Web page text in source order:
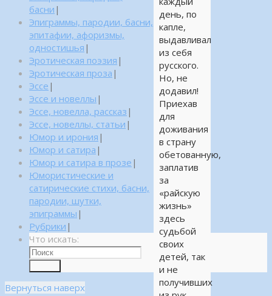
день, по
капле,
выдавливал
из себя
русского.
Но, не
додавил!
Приехав
для
доживания
в страну
обетованную,
заплатив
за
«райскую
жизнь»
здесь
судьбой
своих
детей, так
и не
получивших
басни |
Эпиграммы, пародии, басни,
эпитафии, афоризмы,
одностишья |
Эротическая поэзия |
Эротическая проза |
Эссе |
Эссе и новеллы |
Эссе, новелла, рассказ |
Эссе, новеллы, статьи |
Юмор и ирония |
Юмор и сатира |
Юмор и сатира в прозе |
Юмористические и
сатирические стихи, басни,
пародии, шутки,
эпиграммы |
Рубрики |
Что искать:
Вернуться наверх